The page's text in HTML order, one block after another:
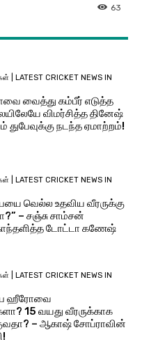
63
| LATEST CRICKET NEWS IN
வைத்து கம்பீர் எடுத்த
விமர்சித்த தினேஷ்
துபேவுக்கு நடந்த ஏமாற்றம்!
| LATEST CRICKET NEWS IN
வெல்ல உதவிய வீரருக்கு
– சஞ்சு சாம்சன்
டோட்டா கணேஷ்
| LATEST CRICKET NEWS IN
ஹீரோவை
15 வயது வீரருக்காக
– ஆகாஷ் சோப்ராவின்